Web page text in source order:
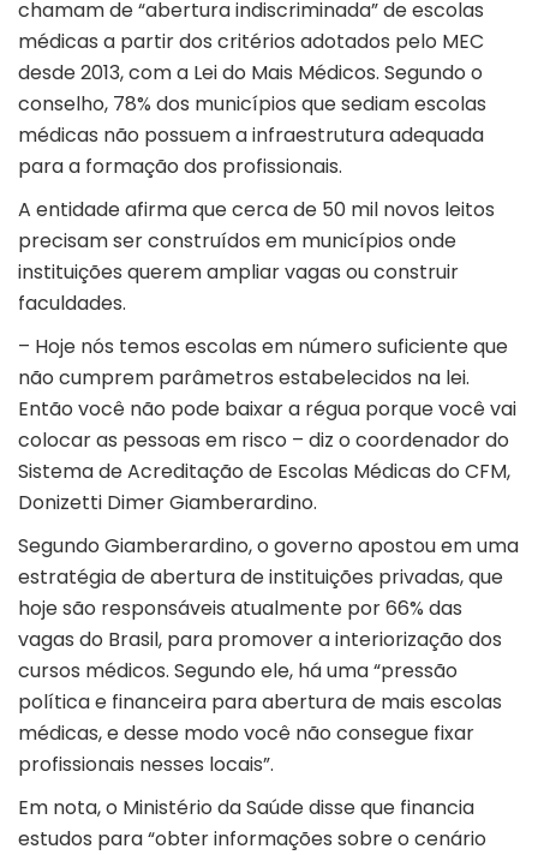
chamam de “abertura indiscriminada” de escolas
médicas a partir dos critérios adotados pelo MEC
desde 2013, com a Lei do Mais Médicos. Segundo o
conselho, 78% dos municípios que sediam escolas
médicas não possuem a infraestrutura adequada
para a formação dos profissionais.
A entidade afirma que cerca de 50 mil novos leitos
precisam ser construídos em municípios onde
instituições querem ampliar vagas ou construir
faculdades.
– Hoje nós temos escolas em número suficiente que
não cumprem parâmetros estabelecidos na lei.
Então você não pode baixar a régua porque você vai
colocar as pessoas em risco – diz o coordenador do
Sistema de Acreditação de Escolas Médicas do CFM,
Donizetti Dimer Giamberardino.
Segundo Giamberardino, o governo apostou em uma
estratégia de abertura de instituições privadas, que
hoje são responsáveis atualmente por 66% das
vagas do Brasil, para promover a interiorização dos
cursos médicos. Segundo ele, há uma “pressão
política e financeira para abertura de mais escolas
médicas, e desse modo você não consegue fixar
profissionais nesses locais”.
Em nota, o Ministério da Saúde disse que financia
estudos para “obter informações sobre o cenário